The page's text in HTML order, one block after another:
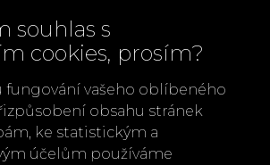
souhlas s
cookies, prosím?
fungování vašeho oblíbeného
obsahu stránek
ke statistickým a
účelům používáme